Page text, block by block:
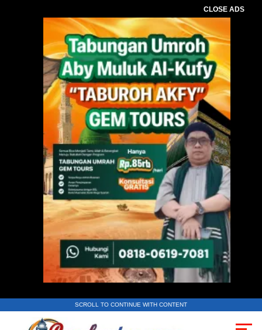
CLOSE ADS
SCROLL TO CONTINUE WITH CONTENT